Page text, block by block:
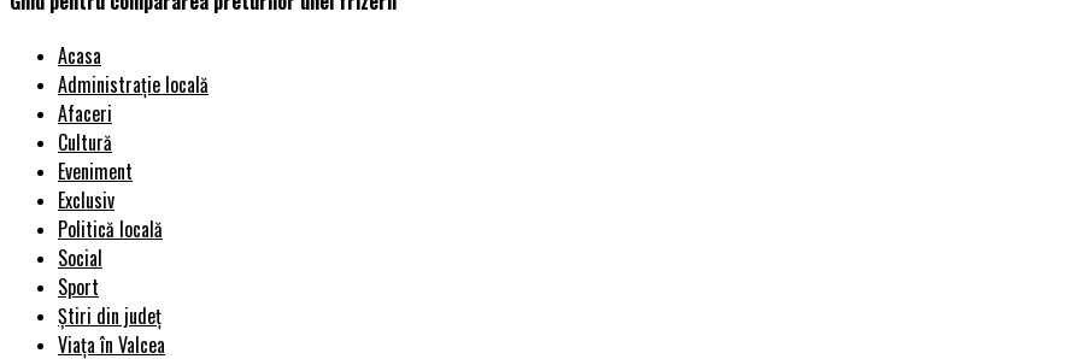
Acasa
Administrație locală
Afaceri
Cultură
Eveniment
Exclusiv
Politică locală
Social
Sport
Știri din județ
Viața în Valcea